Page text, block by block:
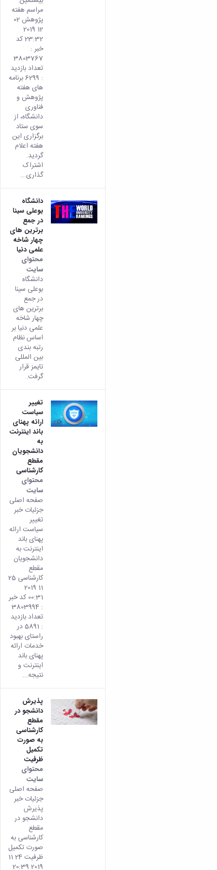
مراسم هفته
پژوهش 02
12 2019
23:32 کد
خبر :
3803767
تعداد بازدید
: 6299 برنامه
های هفته
پژوهش و
فناوری
دانشگاه، از
سوی ستاد
برگزاری این
هفته اعلام
گردید.
اشتراک
گذاری...
دانشگاه
بوعلی سینا
در جمع
برترین های
چهار شاخه
علمی دنیا
محتوای
سایت
دانشگاه
بوعلی سینا
در جمع
برترین های
چهار شاخه
علمی دنیا بر
اساس نظام
رتبه بندی
بین المللی
تایمز قرار
گرفت.
تغییر
سیاست
ارائه پهنای
باند اینترنت
به
دانشجویان
مقطع
کارشناسی
محتوای
سایت
صفحه اصلی
جزئیات خبر
تغییر
سیاست ارائه
پهنای باند
اینترنت به
دانشجویان
مقطع
کارشناسی 25
11 2019
00:31 کد خبر
: 3803994
تعداد بازدید
: 5891 در
راستای بهبود
خدمات ارائه
پهنای باند
اینترنت و
نتیجه...
پذیرش
دانشجو در
مقطع
کارشناسی
به صورت
تکمیل
ظرفیت
محتوای
سایت
صفحه اصلی
جزئیات خبر
پذیرش
دانشجو در
مقطع
کارشناسی به
صورت تکمیل
ظرفیت 24 11
2019 20:39